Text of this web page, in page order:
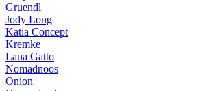
Gruendl
Jody Long
Katia Concept
Kremke
Lana Gatto
Nomadnoos
Onion